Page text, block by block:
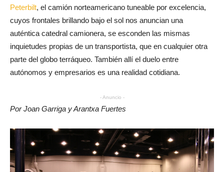
Peterbilt, el camión norteamericano tuneable por excelencia,
cuyos frontales brillando bajo el sol nos anuncian una
auténtica catedral camionera, se esconden las mismas
inquietudes propias de un transportista, que en cualquier otra
parte del globo terráqueo. También allí el duelo entre
autónomos y empresarios es una realidad cotidiana.
- Anuncio -
Por Joan Garriga y Arantxa Fuertes